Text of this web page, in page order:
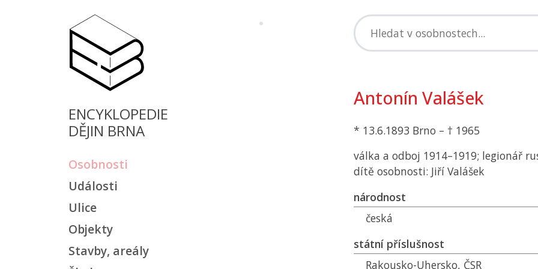
ENCYKLOPEDIE
DĚJIN BRNA
Osobnosti
Události
Ulice
Objekty
Stavby, areály
Antonín Valášek
* 13.6.1893 Brno – † 1965
válka a odboj 1914–1919; legionář
dítě osobnosti: Jiří Valášek
národnost
česká
státní příslušnost
Rakousko-Uhersko, ČSR